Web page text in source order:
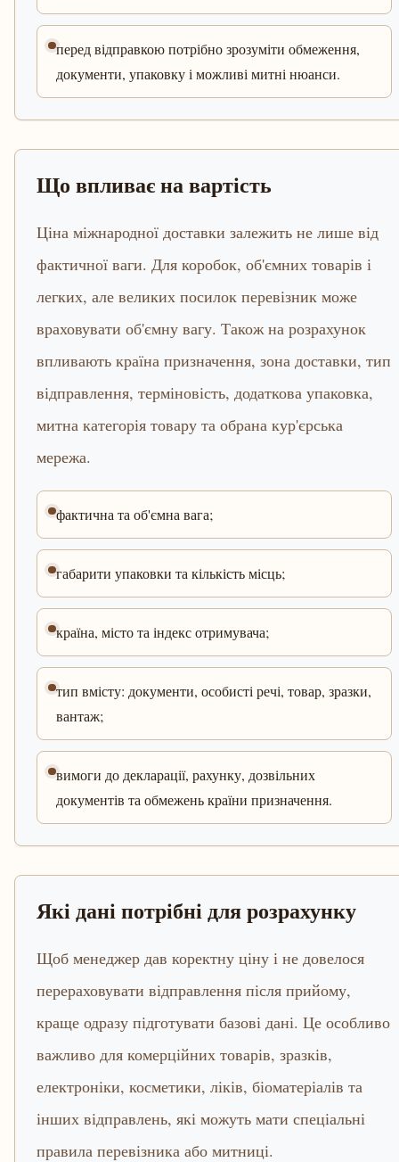
перед відправкою потрібно зрозуміти обмеження,
документи, упаковку і можливі митні нюанси.
Що впливає на вартість
Ціна міжнародної доставки залежить не лише від
фактичної ваги. Для коробок, об'ємних товарів і
легких, але великих посилок перевізник може
враховувати об'ємну вагу. Також на розрахунок
впливають країна призначення, зона доставки, тип
відправлення, терміновість, додаткова упаковка,
митна категорія товару та обрана кур'єрська
мережа.
фактична та об'ємна вага;
габарити упаковки та кількість місць;
країна, місто та індекс отримувача;
тип вмісту: документи, особисті речі, товар, зразки,
вантаж;
вимоги до декларації, рахунку, дозвільних
документів та обмежень країни призначення.
Які дані потрібні для розрахунку
Щоб менеджер дав коректну ціну і не довелося
перераховувати відправлення після прийому,
краще одразу підготувати базові дані. Це особливо
важливо для комерційних товарів, зразків,
електроніки, косметики, ліків, біоматеріалів та
інших відправлень, які можуть мати спеціальні
правила перевізника або митниці.